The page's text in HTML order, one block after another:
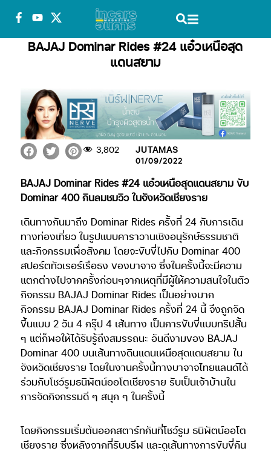
BAJAJ Dominar Rides #24 แอ๋วเหนือสุด
แดนสยาม
JUTAMAS
01/09/2022
3,802
BAJAJ Dominar Rides #24 แอ๋วเหนือสุดแดนสยาม ขับ
Dominar 400 กินลมชมวิว ในจังหวัดเชียงราย
เดินทางกันมาถึง Dominar Rides ครั้งที่ 24 กับการเดิน
ทางท่องเที่ยว ในรูปแบบคาราวานเชิงอนุรักษ์ธรรมชาติ
และกิจกรรมเพื่อสังคม โดยจะขับขี่ไปกับ Dominar 400
สปอร์ตทัวเรอร์เรือธง ของบาจาจ ซึ่งในครั้งนี้จะมีความ
แตกต่างไปจากครั้งก่อนๆจากเหตุที่มีผู้ให้ความสนใจในตัว
กิจกรรม BAJAJ Dominar Rides เป็นอย่างมาก
กิจกรรม BAJAJ Dominar Rides ครั้งที่ 24 นี้ จึงถูกจัด
ขึ้นแบบ 2 วัน 4 กรุ๊ป 4 เส้นทาง เป็นการขับขี่แบบทริปสั้น
ๆ แต่ก็พอให้ได้รับรู้ถึงสมรรถนะ อันดีงามของ BAJAJ
Dominar 400 บนเส้นทางดินแดนเหนือสุดแดนสยาม ใน
จังหวัดเชียงราย โดยในงานครั้งนี้ทางบาจาจไทยแลนด์ได้
ร่วมกับโชว์รูมธนิพัตน์ออโตเชียงราย รับเป็นเจ้าบ้านใน
การจัดกิจกรรมดี ๆ สนุก ๆ ในครั้งนี้
โดยกิจกรรมเริ่มต้นออกสตาร์ทกันที่โชว์รูม ธนิพัตน์ออโต
เชียงราย ซึ่งหลังจากที่รับบรีฟ และดูเส้นทางการขับขี่กัน